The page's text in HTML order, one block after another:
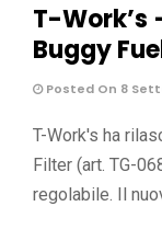
T-Work’s
Buggy
Posted On 8
T-Work's ha
Filter (art. TG-
regolabile. Il